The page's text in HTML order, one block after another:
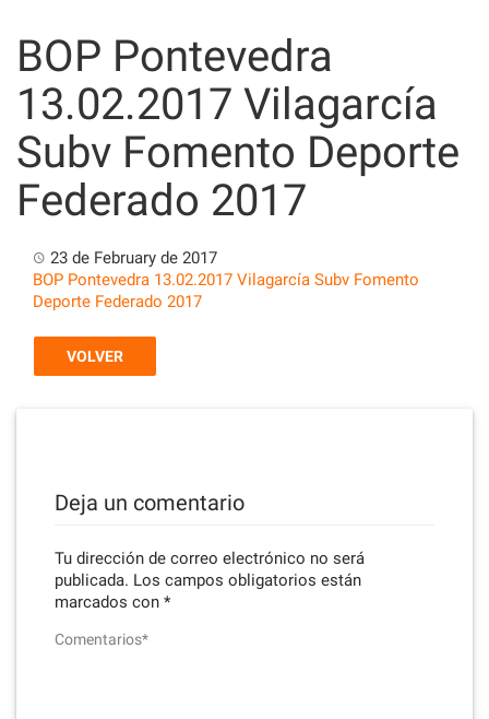
content
BOP Pontevedra
13.02.2017 Vilagarcía
Subv Fomento Deporte
Federado 2017
23 de February de 2017
BOP Pontevedra 13.02.2017 Vilagarcía Subv Fomento
Deporte Federado 2017
VOLVER
Deja un comentario
Tu dirección de correo electrónico no será
publicada. Los campos obligatorios están
marcados con *
Comentarios*